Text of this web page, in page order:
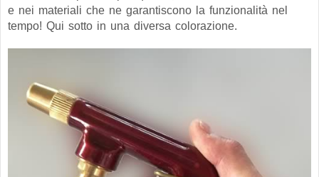
e nei materiali che ne garantiscono la funzionalità nel
tempo! Qui sotto in una diversa colorazione.